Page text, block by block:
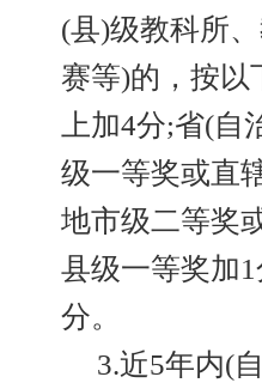
(县)级教科所
赛等)的，按以
上加4分;省(
级一等奖或直
地市级二等奖
县级一等奖加
分。
3.近5年内(